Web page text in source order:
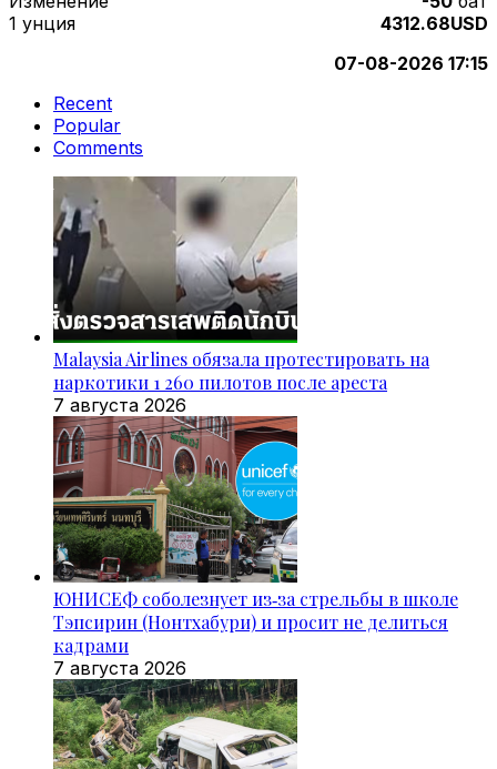
1 унция
4312.68USD
07-08-2026 17:15
Recent
Popular
Comments
Malaysia Airlines обязала протестировать на
наркотики 1 260 пилотов после ареста
7 августа 2026
ЮНИСЕФ соболезнует из‑за стрельбы в школе
Тэпсирин (Нонтхабури) и просит не делиться
кадрами
7 августа 2026